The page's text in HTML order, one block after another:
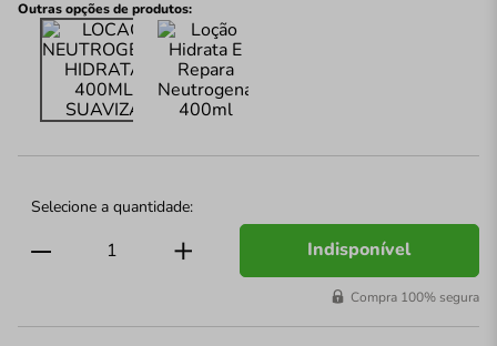
Outras opções de produtos:
Indisponível
Compra 100% segura